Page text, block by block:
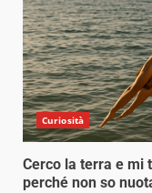
Curiosità
Cerco la terra e mi
perché non so